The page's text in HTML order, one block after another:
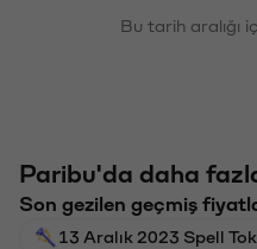
Bu tarih aralığı
Paribu'da daha
Son gezilen geçmiş
13 Aralık 2023 Spell